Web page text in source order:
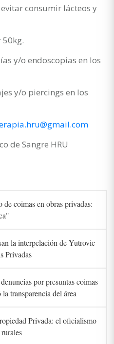
consumir lácteos y
50kg.
y/o endoscopias en los
y/o piercings en los
de Sangre HRU
coimas en obras privadas:
la interpelación de Yutrovic
Privadas
por presuntas coimas
transparencia del área
Privada: el oficialismo